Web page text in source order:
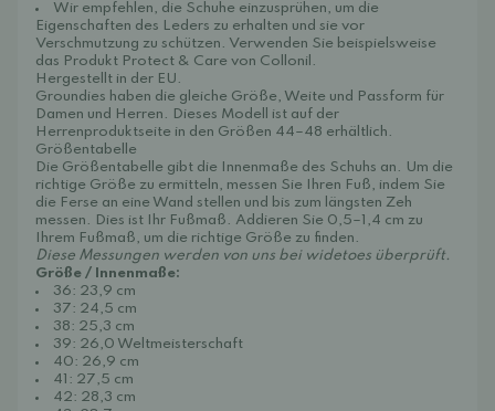
Wir empfehlen, die Schuhe einzusprühen, um die
Eigenschaften des Leders zu erhalten und sie vor
Verschmutzung zu schützen. Verwenden Sie beispielsweise
das Produkt Protect & Care von Collonil.
Hergestellt in der EU.
Groundies haben die gleiche Größe, Weite und Passform für
Damen und Herren. Dieses Modell ist auf der
Herrenproduktseite in den Größen 44–48 erhältlich.
Größentabelle
Die Größentabelle gibt die Innenmaße des Schuhs an. Um die
richtige Größe zu ermitteln, messen Sie Ihren Fuß, indem Sie
die Ferse an eine Wand stellen und bis zum längsten Zeh
messen. Dies ist Ihr Fußmaß. Addieren Sie 0,5–1,4 cm zu
Ihrem Fußmaß, um die richtige Größe zu finden.
Diese Messungen werden von uns bei widetoes überprüft.
Größe / Innenmaße:
36: 23,9 cm
37: 24,5 cm
38: 25,3 cm
39: 26,0 Weltmeisterschaft
40: 26,9 cm
41: 27,5 cm
42: 28,3 cm